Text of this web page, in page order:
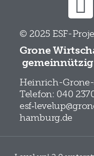
© 2025 ESF-
Grone
Heinrich-Grone-
Telefon: 040
hamburg.de